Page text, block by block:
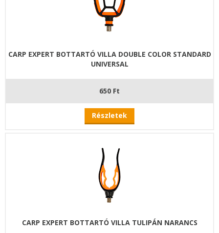
CARP EXPERT BOTTARTÓ VILLA DOUBLE COLOR STANDARD
UNIVERSAL
650 Ft
Részletek
CARP EXPERT BOTTARTÓ VILLA TULIPÁN NARANCS